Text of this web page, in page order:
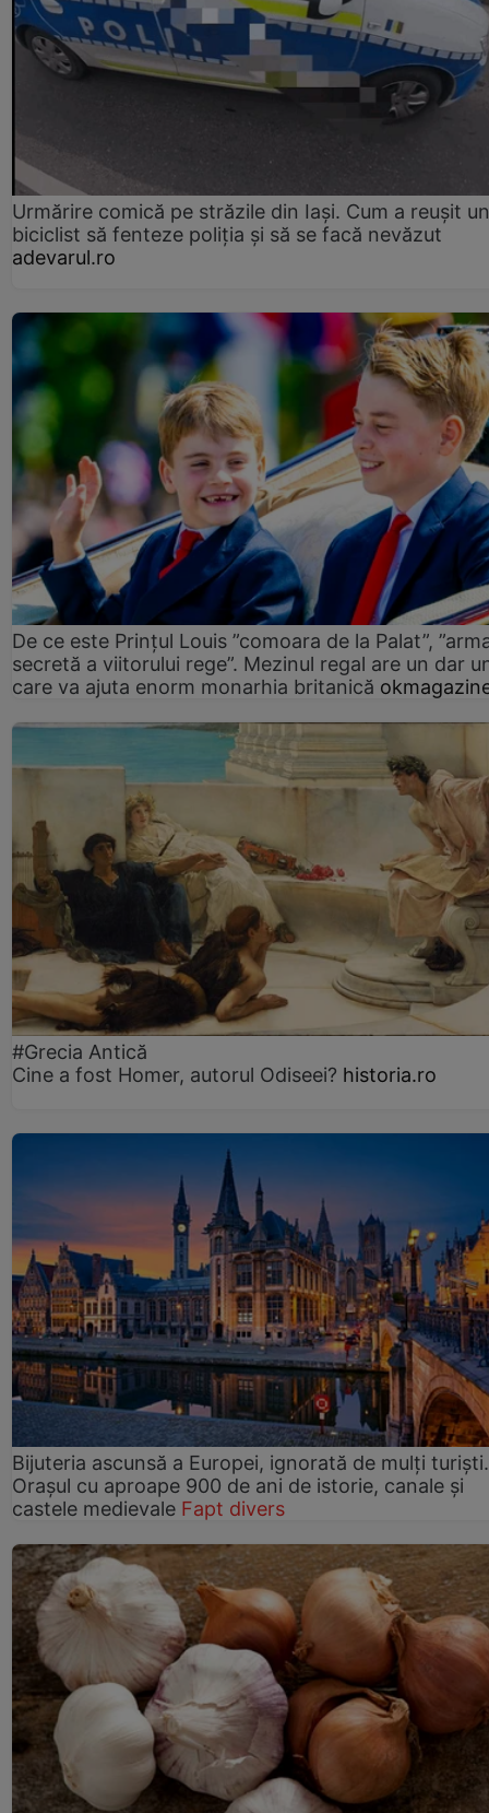
Urmărire comică pe străzile din Iași. Cum a reușit un
biciclist să fenteze poliția și să se facă nevăzut
adevarul.ro
De ce este Prințul Louis ”comoara de la Palat”,
secretă a viitorului rege”. Mezinul regal are un dar
care va ajuta enorm monarhia britanică
#Grecia Antică
Cine a fost Homer, autorul Odiseei? historia.ro
Bijuteria ascunsă a Europei, ignorată de mulți turiști.
Orașul cu aproape 900 de ani de istorie, canale și
castele medievale Fapt divers